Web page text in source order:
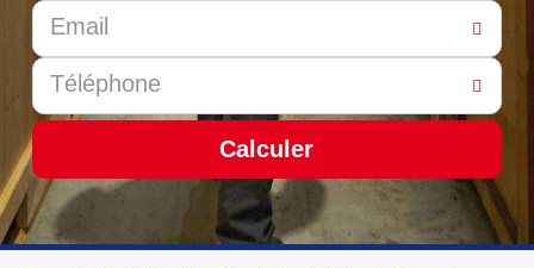
Calculer
This
field